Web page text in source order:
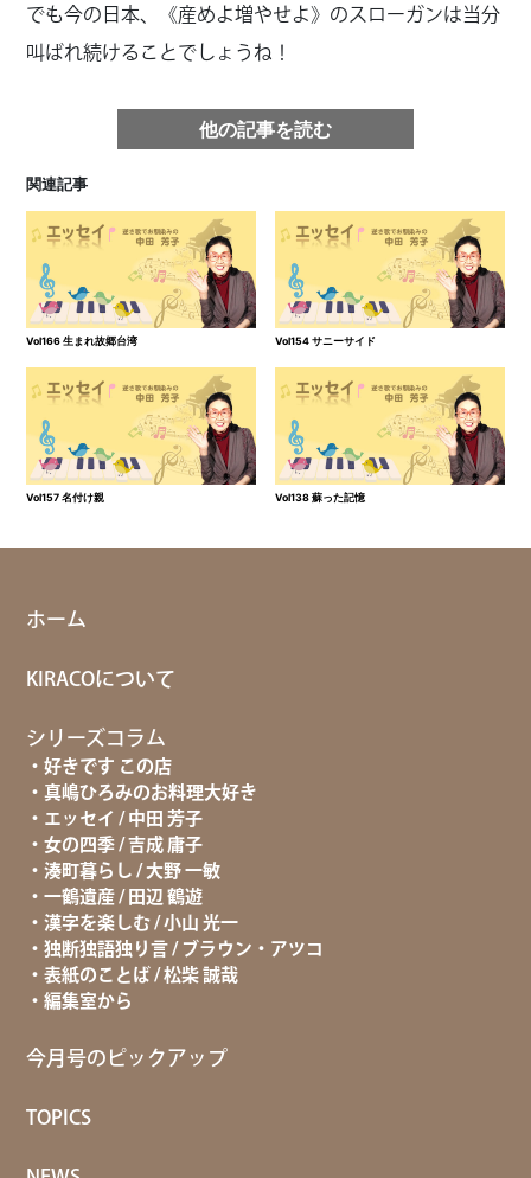
でも今の日本、《産めよ増やせよ》のスローガンは当分
叫ばれ続けることでしょうね！
他の記事を読む
関連記事
Vol166 生まれ故郷台湾 Vol154 サニーサイド
Vol157 名付け親 Vol138 蘇った記憶
ホーム
KIRACOについて
シリーズコラム
好きです この店
真嶋ひろみのお料理大好き
エッセイ / 中田 芳子
女の四季 / 吉成 庸子
湊町暮らし / 大野 一敏
一鶴遺産 / 田辺 鶴遊
漢字を楽しむ / 小山 光一
独断独語独り言 / ブラウン・アツコ
表紙のことば / 松柴 誠哉
編集室から
今月号のピックアップ
TOPICS